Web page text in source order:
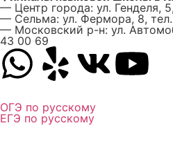
— Центр города: ул. Генделя,
— Сельма: ул. Фермора, 8,
— Московский р-н: ул.
43 00 69
ОГЭ по русскому
ЕГЭ по русскому